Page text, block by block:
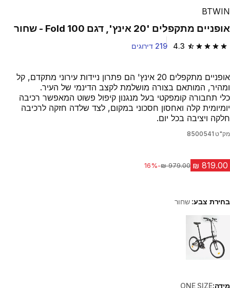
BTWIN
אופניים מתקפלים '20 אינץ', דגם Fold 100 - שחור
4.3 4.3 out of 5 stars from 219 reviews 219 דירוגים
אופניים מתקפלים 20 אינץ' הם פתרון ניידות עירוני מתקדם, קל
ומהיר, המותאם בצורה מושלמת לקצב הדינמי של העיר.
כלי תחבורה קומפקטי בעל מנגנון קיפול פשוט המאפשר רכיבה
יומיומית קלה ואחסון חסכוני במקום, לצד שלדה חזקה לרכיבה
חלקה ויציבה בכל יום.
מק"ט 8500541
מחיר לפני הנחה
-16%
בחירת צבע:שחור
Choose a variant
מידה:ONE SIZE